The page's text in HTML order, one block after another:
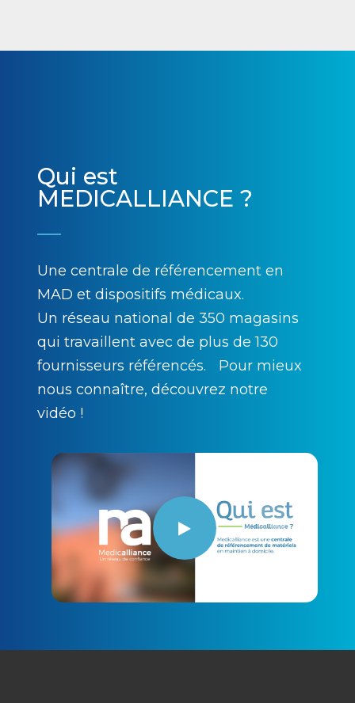
Qui est
MEDICALLIANCE ?
Une centrale de référencement en
MAD et dispositifs médicaux.
Un réseau national de 350 magasins
qui travaillent avec de plus de 130
fournisseurs référencés. Pour mieux
nous connaître, découvrez notre
vidéo !